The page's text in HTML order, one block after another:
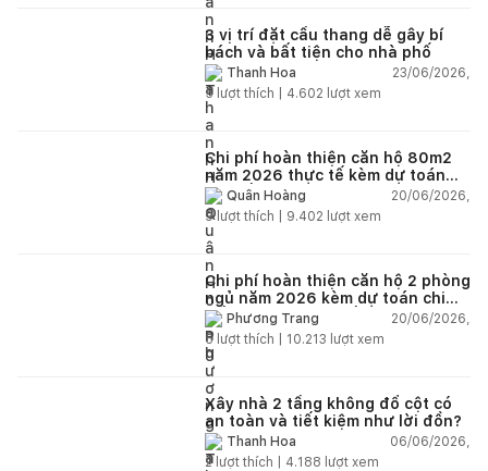
3 vị trí đặt cầu thang dễ gây bí
bách và bất tiện cho nhà phố
Thanh Hoa
23/06/2026,
5 lượt thích | 4.602 lượt xem
Chi phí hoàn thiện căn hộ 80m2
năm 2026 thực tế kèm dự toán
chi tiết từng hạng mục
Quân Hoàng
20/06/2026,
9lượt thích | 9.402 lượt xem
Chi phí hoàn thiện căn hộ 2 phòng
ngủ năm 2026 kèm dự toán chi
tiết và ví dụ thực tế
Phương Trang
20/06/2026,
5 lượt thích | 10.213 lượt xem
Xây nhà 2 tầng không đổ cột có
an toàn và tiết kiệm như lời đồn?
Thanh Hoa
06/06/2026,
2lượt thích | 4.188 lượt xem